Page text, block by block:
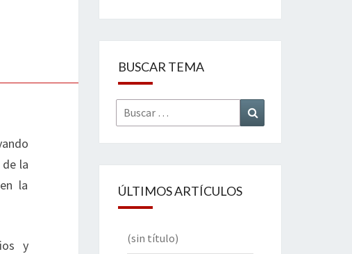
la
la
y
BUSCAR TEMA
Buscar
por:
ÚLTIMOS ARTÍCULOS
(sin título)